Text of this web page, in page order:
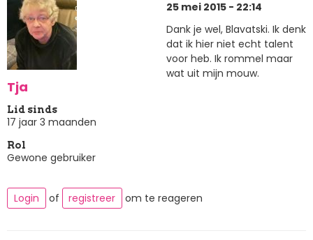
Tja
Lid sinds
17 jaar 3 maanden
Rol
Gewone gebruiker
25 mei 2015 - 22:14
Dank je wel, Blavatski. Ik denk
dat ik hier niet echt talent
voor heb. Ik rommel maar
wat uit mijn mouw.
Login of registreer om te reageren